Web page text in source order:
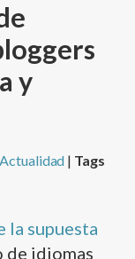
y
Actualidad | Tags
la supuesta
idiomas